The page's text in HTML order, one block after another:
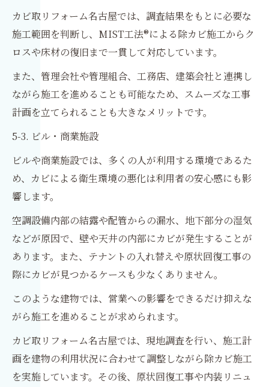
カビ取リフォーム名古屋では、調査結果をもとに必要な
施工範囲を判断し、MIST工法®による除カビ施工からク
ロスや床材の復旧まで一貫して対応しています。
また、管理会社や管理組合、工務店、建築会社と連携し
ながら施工を進めることも可能なため、スムーズな工事
計画を立てられることも大きなメリットです。
5-3. ビル・商業施設
ビルや商業施設では、多くの人が利用する環境であるた
め、カビによる衛生環境の悪化は利用者の安心感にも影
響します。
空調設備内部の結露や配管からの漏水、地下部分の湿気
などが原因で、壁や天井の内部にカビが発生することが
あります。また、テナントの入れ替えや原状回復工事の
際にカビが見つかるケースも少なくありません。
このような建物では、営業への影響をできるだけ抑えな
がら施工を進めることが求められます。
カビ取リフォーム名古屋では、現地調査を行い、施工計
画を建物の利用状況に合わせて調整しながら除カビ施工
を実施しています。その後、原状回復工事や内装リニュ